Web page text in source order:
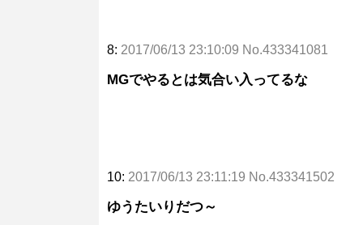
8: 2017/06/13 23:10:09 No.433341081
MGでやるとは気合い入ってるな
10: 2017/06/13 23:11:19 No.433341502
ゆうたいりだつ～